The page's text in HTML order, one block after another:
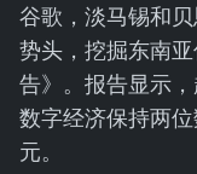
谷歌，淡马锡和
势头，挖掘东南
告》。报告显示
数字经济保持两
元。